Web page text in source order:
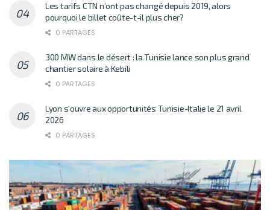
Les tarifs CTN n’ont pas changé depuis 2019, alors
pourquoi le billet coûte-t-il plus cher?
0 PARTAGES
300 MW dans le désert : la Tunisie lance son plus grand
chantier solaire à Kebili
0 PARTAGES
Lyon s’ouvre aux opportunités Tunisie-Italie le 21 avril
2026
0 PARTAGES